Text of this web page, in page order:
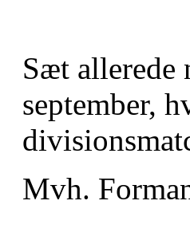
Sæt allerede
september,
Mvh.